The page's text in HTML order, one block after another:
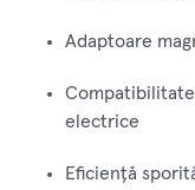
Adaptoare
electrice
Eficiență